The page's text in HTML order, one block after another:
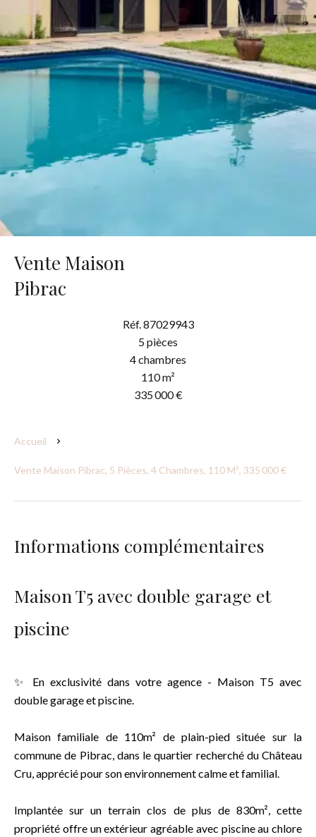
Vente Maison
Pibrac
Réf. 87029943
5 pièces
4 chambres
110 m²
335 000 €
Accueil
Vente Maison Pibrac, 5 Pièces, 4 Chambres, 110 M², 335 000 €
Informations complémentaires
Maison T5 avec double garage et
piscine
✨ En exclusivité dans votre agence - Maison T5 avec
double garage et piscine.
Maison familiale de 110m² de plain-pied située sur la
commune de Pibrac, dans le quartier recherché du Château
Cru, apprécié pour son environnement calme et familial.
Implantée sur un terrain clos de plus de 830m², cette
propriété offre un extérieur agréable avec piscine au chlore